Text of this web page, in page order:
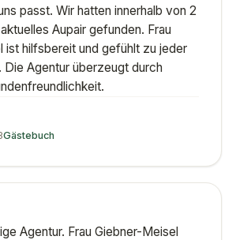
passt. Wir hatten innerhalb von 2
Aupair gefunden. Frau
ist hilfsbereit und gefühlt zu jeder
Die Agentur überzeugt durch
Gästebuch
Agentur. Frau Giebner-Meisel